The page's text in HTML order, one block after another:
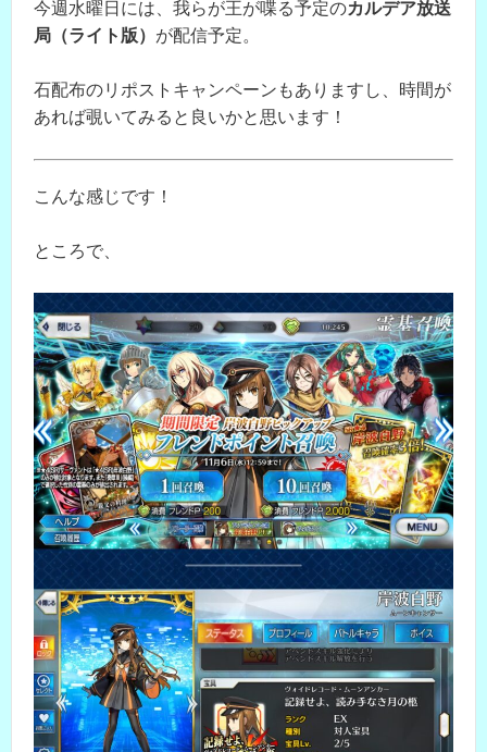
今週水曜日には、我らが王が喋る予定のカルデア放送
局（ライト版） が配信予定。
石配布のリポストキャンペーンもありますし、時間が
あれば覗いてみると良いかと思います！
こんな感じです！
ところで、